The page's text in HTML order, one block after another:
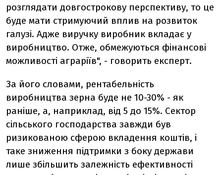
розглядати довгострокову перспективу, то це
буде мати стримуючий вплив на розвиток
галузі. Адже виручку виробник вкладає у
виробництво. Отже, обмежуються фінансові
можливості аграріїв", - говорить експерт.
За його словами, рентабельність
виробництва зерна буде не 10-30% - як
раніше, а, наприклад, від 5 до 15%. Сектор
сільського господарства завжди був
ризикованою сферою вкладення коштів, і
таке зниження підтримки з боку держави
лише збільшить залежність ефективності